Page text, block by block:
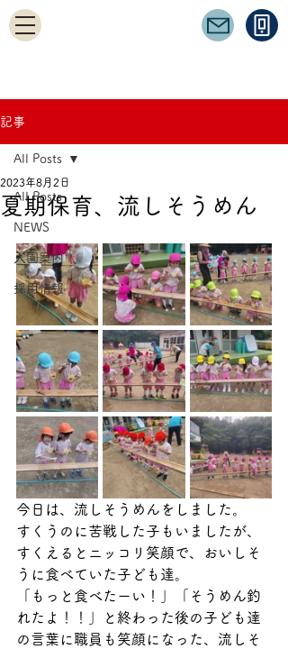
記事
All Posts
NEWS
入園案内
採用情報
All Posts
夏期保育、流しそうめん
2023年8月2日
今日は、流しそうめんをしました。
すくうのに苦戦した子もいましたが、
すくえるとニッコリ笑顔で、おいしそ
うに食べていた子ども達。
「もっと食べたーい！」「そうめん釣
れたよ！！」と終わった後の子ども達
の言葉に職員も笑顔になった、流しそ